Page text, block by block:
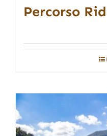
Percorso